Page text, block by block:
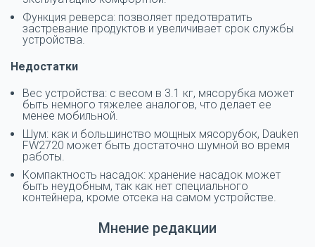
Функция реверса: позволяет предотвратить
застревание продуктов и увеличивает срок службы
устройства.
Недостатки
Вес устройства: с весом в 3.1 кг, мясорубка может
быть немного тяжелее аналогов, что делает ее
менее мобильной.
Шум: как и большинство мощных мясорубок, Dauken
FW2720 может быть достаточно шумной во время
работы.
Компактность насадок: хранение насадок может
быть неудобным, так как нет специального
контейнера, кроме отсека на самом устройстве.
Мнение редакции